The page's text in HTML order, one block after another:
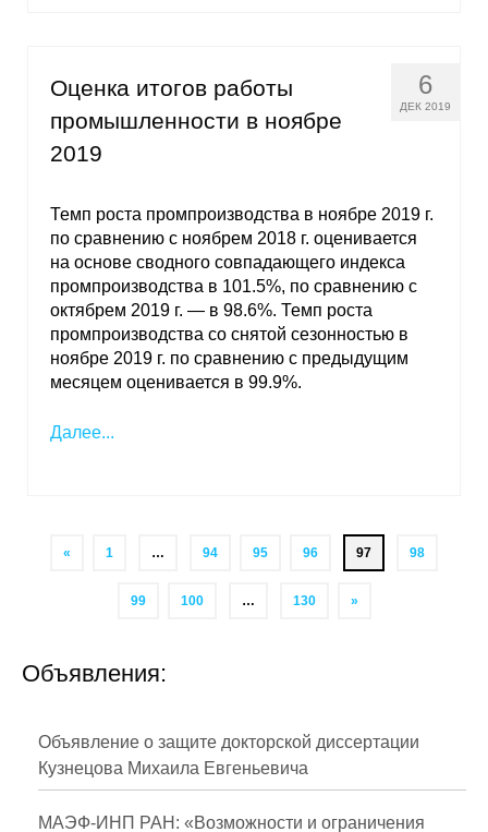
6
ДЕК 2019
Оценка итогов работы
промышленности в ноябре
2019
Темп роста промпроизводства в ноябре 2019 г.
по сравнению с ноябрем 2018 г. оценивается
на основе сводного совпадающего индекса
промпроизводства в 101.5%, по сравнению с
октябрем 2019 г. — в 98.6%. Темп роста
промпроизводства со снятой сезонностью в
ноябре 2019 г. по сравнению с предыдущим
месяцем оценивается в 99.9%.
Далее...
« 1 … 94 95 96 97 98
99 100 … 130 »
Объявления:
Объявление о защите докторской диссертации
Кузнецова Михаила Евгеньевича
МАЭФ-ИНП РАН: «Возможности и ограничения